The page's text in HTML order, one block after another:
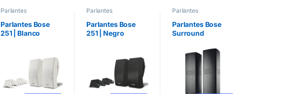
Parlantes
Parlantes Bose
251 | Blanco
Parlantes
Parlantes Bose
251 | Negro
Parlantes
Parlantes Bose
Surround
Negro